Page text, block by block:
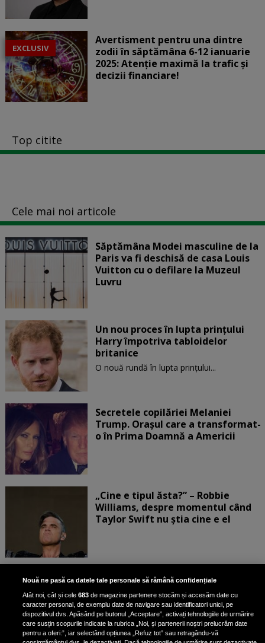
EXCLUSIV
Avertisment pentru una dintre
zodii în săptămâna 6-12 ianuarie
2025: Atenție maximă la trafic și
decizii financiare!
Top citite
Cele mai noi articole
Săptămâna Modei masculine de la
Paris va fi deschisă de casa Louis
Vuitton cu o defilare la Muzeul
Luvru
Un nou proces în lupta prinţului
Harry împotriva tabloidelor
britanice
O nouă rundă în lupta prinţului...
Secretele copilăriei Melaniei
Trump. Orașul care a transformat-
o în Prima Doamnă a Americii
„Cine e tipul ăsta?” – Robbie
Williams, despre momentul când
Taylor Swift nu știa cine e el
Bruce Dickinson, solistul trupei
Iron Maiden, şi-a arătat talentul
de scrimer la un concurs în Franţa
Nouă ne pasă ca datele tale personale să rămână confidențiale
Atât noi, cât și cele683 de magazine partenere stocăm și accesăm date cu
caracter personal, de exemplu date de navigare sau identificatori unici, pe
dispozitivul dvs. Apăsând pe butonul „Acceptare”, activați tehnologiile de urmărire
care susțin scopurile indicate la rubrica „Noi, și partenerii noștri prelucrăm date
pentru a oferi:”, iar selectând opțiunea „Refuz tot” sau retragându-vă